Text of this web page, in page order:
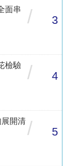
面串
/ 3
檢驗
/ 4
開清 / 5